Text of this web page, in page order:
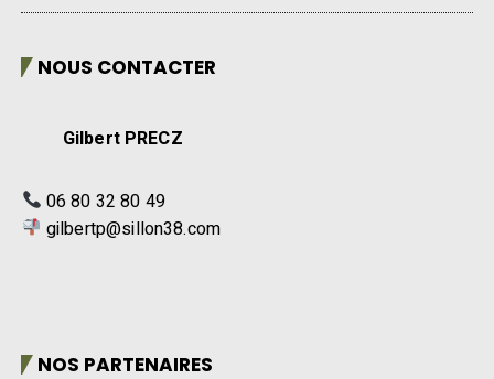
NOUS CONTACTER
Gilbert PRECZ
06 80 32 80 49
gilbertp@sillon38.com
NOS PARTENAIRES